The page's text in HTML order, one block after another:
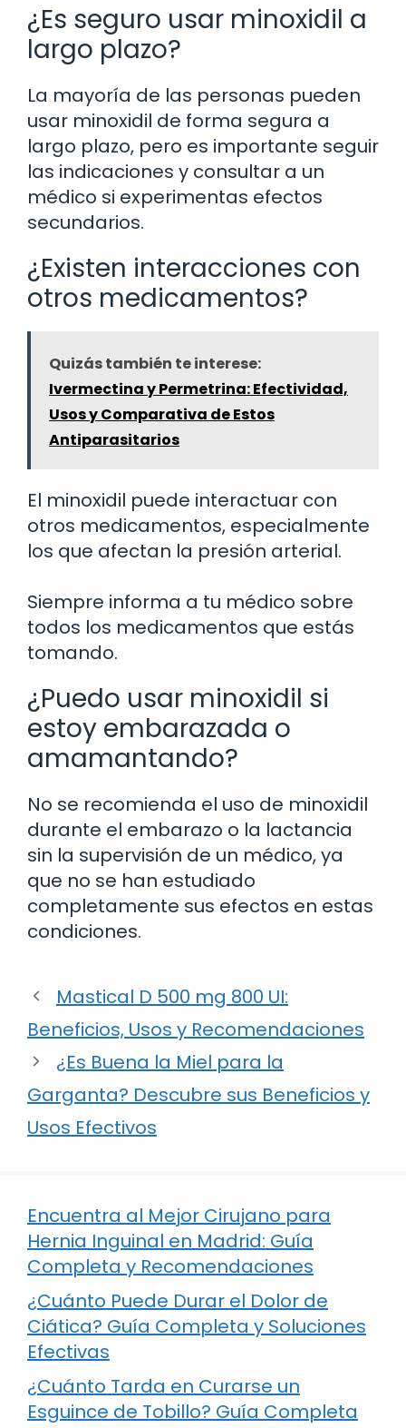
¿Es seguro usar minoxidil a
largo plazo?
La mayoría de las personas pueden
usar minoxidil de forma segura a
largo plazo, pero es importante seguir
las indicaciones y consultar a un
médico si experimentas efectos
secundarios.
¿Existen interacciones con
otros medicamentos?
Quizás también te interese:
Ivermectina y Permetrina: Efectividad,
Usos y Comparativa de Estos
Antiparasitarios
El minoxidil puede interactuar con
otros medicamentos, especialmente
los que afectan la presión arterial.
Siempre informa a tu médico sobre
todos los medicamentos que estás
tomando.
¿Puedo usar minoxidil si
estoy embarazada o
amamantando?
No se recomienda el uso de minoxidil
durante el embarazo o la lactancia
sin la supervisión de un médico, ya
que no se han estudiado
completamente sus efectos en estas
condiciones.
Mastical D 500 mg 800 UI:
Beneficios, Usos y Recomendaciones
¿Es Buena la Miel para la
Garganta? Descubre sus Beneficios y
Usos Efectivos
Encuentra al Mejor Cirujano para
Hernia Inguinal en Madrid: Guía
Completa y Recomendaciones
¿Cuánto Puede Durar el Dolor de
Ciática? Guía Completa y Soluciones
Efectivas
¿Cuánto Tarda en Curarse un
Esguince de Tobillo? Guía Completa